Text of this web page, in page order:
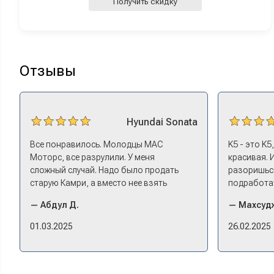
Отзывы
Hyundai Sonata
Все понравилось. Молодцы МАС
Моторс, все разрулили. У меня
сложный случай. Надо было продать
старую Камри, а вместо нее взять
лучше немного б/у, чтоб подешевле. Ну
и автокредит найти не с лошадиными
— Абдул Д.
01.03.2025
K5 - это
красивая.
ушел на
—
26.02.2025